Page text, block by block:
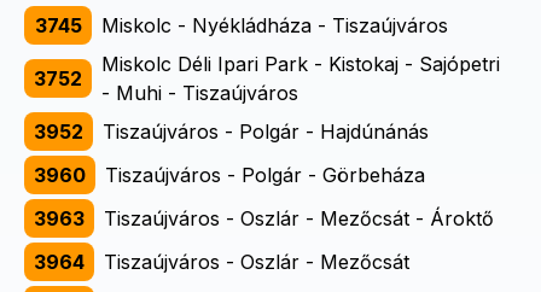
3745
Miskolc - Nyékládháza - Tiszaújváros
3752
Miskolc Déli Ipari Park - Kistokaj - Sajópetri
- Muhi - Tiszaújváros
3952
Tiszaújváros - Polgár - Hajdúnánás
3960
Tiszaújváros - Polgár - Görbeháza
3963
Tiszaújváros - Oszlár - Mezőcsát - Ároktő
3964
Tiszaújváros - Oszlár - Mezőcsát